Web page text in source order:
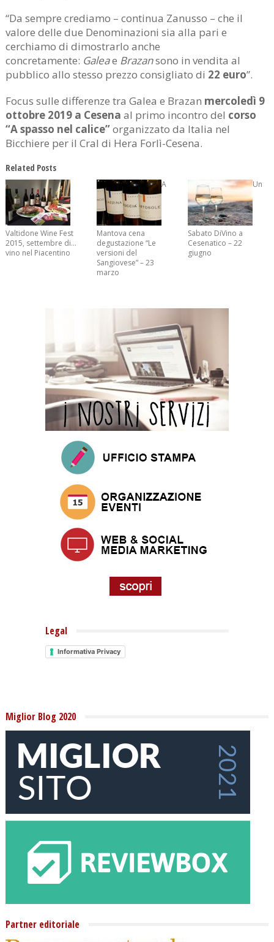
“Da sempre crediamo – continua Zanusso – che il
valore delle due Denominazioni sia alla pari e
cerchiamo di dimostrarlo anche
concretamente: Galeae Brazansono in vendita al
pubblico allo stesso prezzo consigliato di 22 euro”.
Focus sulle differenze tra Galea e Brazan mercoledì 9
ottobre 2019 a Cesena al primo incontro del corso
“A spasso nel calice”organizzato da Italia nel
Bicchiere per il Cral di Hera Forlì-Cesena.
Related Posts
Valtidone Wine Fest
2015, settembre di…
vino nel Piacentino
A
Mantova cena
degustazione “Le
versioni del
Sangiovese” – 23
marzo
Un
Sabato DiVino a
Cesenatico – 22
giugno
Legal
Informativa Privacy
Miglior Blog 2020
Partner editoriale